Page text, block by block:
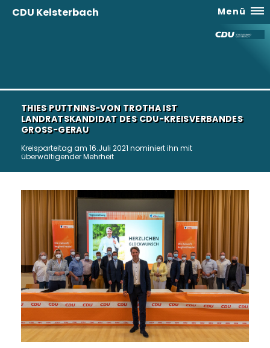
CDU Kelsterbach Menü
THIES PUTTNINS-VON TROTHA IST
LANDRATSKANDIDAT DES CDU-KREISVERBANDES
GROSS-GERAU
Kreisparteitag am 16.Juli 2021 nominiert ihn mit
überwältigender Mehrheit